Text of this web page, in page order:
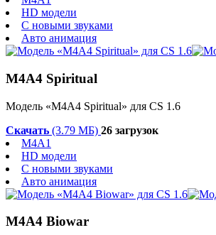
HD модели
С новыми звуками
Авто анимация
M4A4 Spiritual
Модель «M4A4 Spiritual» для CS 1.6
Скачать (3.79 МБ) 26 загрузок
M4A1
HD модели
С новыми звуками
Авто анимация
M4A4 Biowar